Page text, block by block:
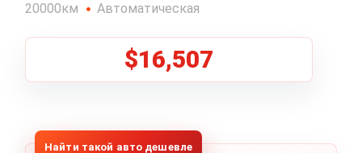
20000км Автоматическая
$16,507
Найти такой авто дешевле